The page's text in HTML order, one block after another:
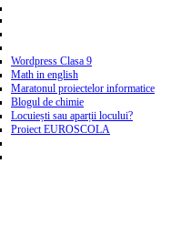
Wordpress Clasa 9
Math in english
Maratonul proiectelor informatice
Blogul de chimie
Locuiești sau aparții locului?
Proiect EUROSCOLA